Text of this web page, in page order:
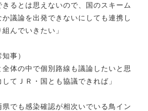
きるとは思えないので、国のスキーム
議論を出発できないにしても連携し
んでいきたい」
事）
全体の中で個別路線も議論したいと思
てＪＲ・国とも協議できれば」
県でも感染確認が相次いでいる鳥イン